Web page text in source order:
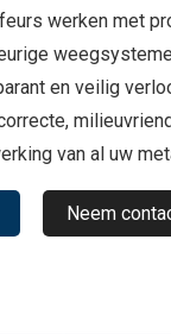
werken met
en veilig
van al uw
Neem